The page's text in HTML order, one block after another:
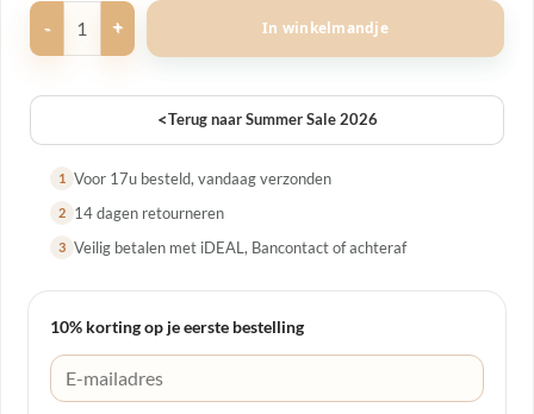
Teddy Vest roze bloem aantal
In winkelmandje
<Terug naar Summer Sale 2026
1 Voor 17u besteld, vandaag verzonden
2 14 dagen retourneren
3 Veilig betalen met iDEAL, Bancontact of achteraf
10% korting op je eerste bestelling